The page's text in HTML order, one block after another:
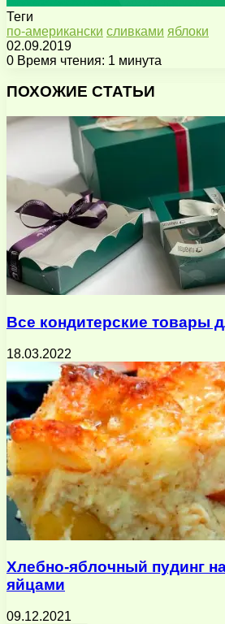
Теги
по-американски сливками яблоки
02.09.2019
0 Время чтения: 1 минута
через
почту
ПОХОЖИЕ СТАТЬИ
Все кондитерские товары
18.03.2022
Хлебно-яблочный пудинг
яйцами
09.12.2021